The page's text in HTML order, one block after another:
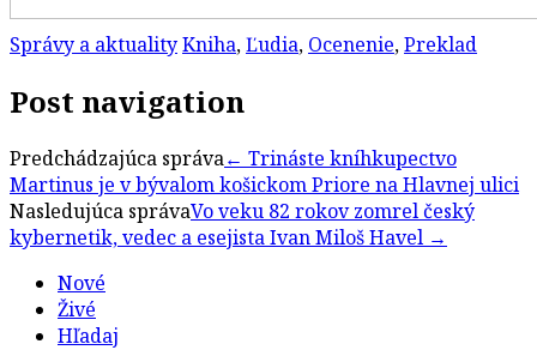
Správy a aktualityKniha,Ľudia, Ocenenie,Preklad
Post navigation
Predchádzajúca správa← Trináste kníhkupectvo
Martinus je v bývalom košickom Priore na Hlavnej ulici
Nasledujúca správaVo veku 82 rokov zomrel český
kybernetik, vedec a esejista Ivan Miloš Havel →
Nové
Živé
Hľadaj